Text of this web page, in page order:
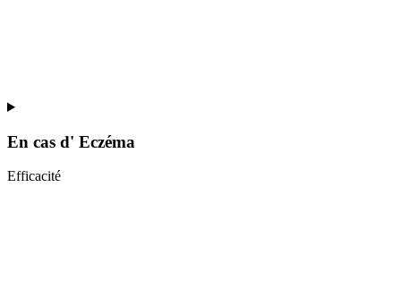
En cas d' Eczéma
Efficacité